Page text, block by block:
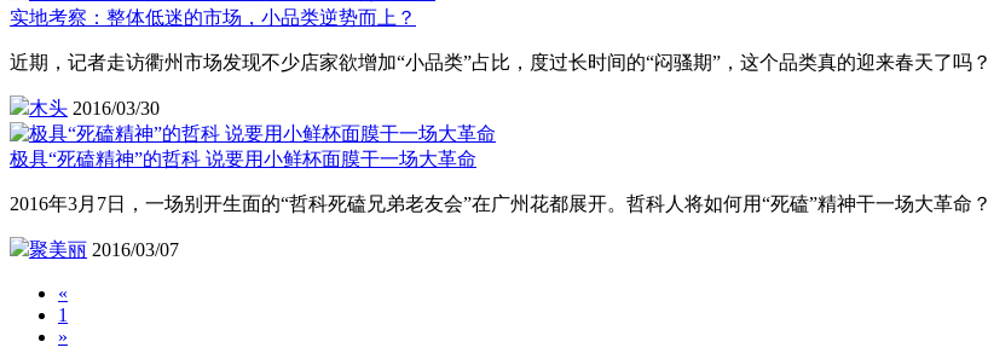
实地考察：整体低迷的市场，小品类逆势而上？
近期，记者走访衢州市场发现不少店家欲增加“小品类”占比，度过长时间的“闷骚期”，这个品类真的迎来春天了吗？
木头 2016/03/30
极具“死磕精神”的哲科 说要用小鲜杯面膜干一场大革命
2016年3月7日，一场别开生面的“哲科死磕兄弟老友会”在广州花都展开。哲科人将如何用“死磕”精神干一场大革命？
聚美丽 2016/03/07
«
1
»